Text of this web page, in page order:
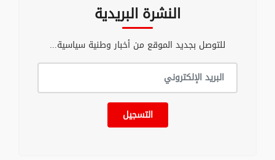
النشرة البريدية
للتوصل بجديد الموقع من أخبار وطنية سياسية...
التسجيل